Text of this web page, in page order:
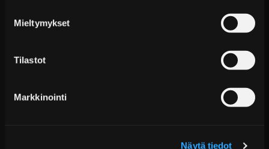
Mieltymykset
Tilastot
Markkinointi
Näytä tiedot
Navan Performance Lighting Super Slim 6D LED -